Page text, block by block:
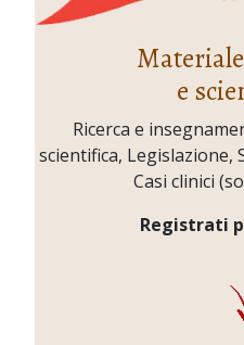
e
Ricerca e
scientifica, Legislazione,
Casi clinici
Registrati